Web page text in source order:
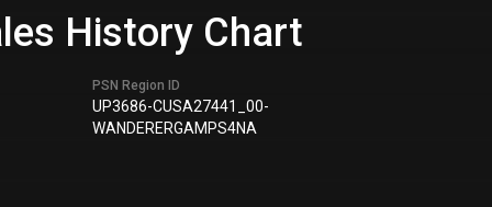
History Chart
PSN Region ID
UP3686-CUSA27441_00-
WANDERERGAMPS4NA